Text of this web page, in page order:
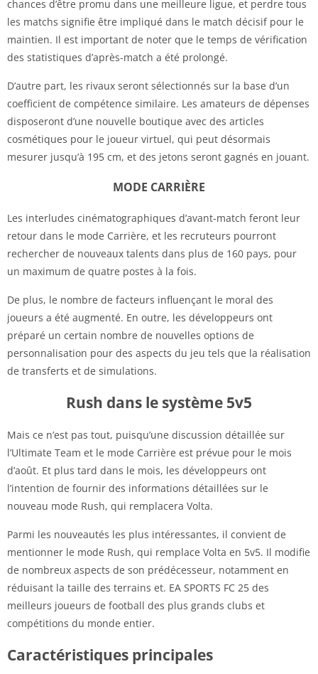
chances d’être promu dans une meilleure ligue, et perdre tous
les matchs signifie être impliqué dans le match décisif pour le
maintien. Il est important de noter que le temps de vérification
des statistiques d’après-match a été prolongé.
D’autre part, les rivaux seront sélectionnés sur la base d’un
coefficient de compétence similaire. Les amateurs de dépenses
disposeront d’une nouvelle boutique avec des articles
cosmétiques pour le joueur virtuel, qui peut désormais
mesurer jusqu’à 195 cm, et des jetons seront gagnés en jouant.
MODE CARRIÈRE
Les interludes cinématographiques d’avant-match feront leur
retour dans le mode Carrière, et les recruteurs pourront
rechercher de nouveaux talents dans plus de 160 pays, pour
un maximum de quatre postes à la fois.
De plus, le nombre de facteurs influençant le moral des
joueurs a été augmenté. En outre, les développeurs ont
préparé un certain nombre de nouvelles options de
personnalisation pour des aspects du jeu tels que la réalisation
de transferts et de simulations.
Rush dans le système 5v5
Mais ce n’est pas tout, puisqu’une discussion détaillée sur
l’Ultimate Team et le mode Carrière est prévue pour le mois
d’août. Et plus tard dans le mois, les développeurs ont
l’intention de fournir des informations détaillées sur le
nouveau mode Rush, qui remplacera Volta.
Parmi les nouveautés les plus intéressantes, il convient de
mentionner le mode Rush, qui remplace Volta en 5v5. Il modifie
de nombreux aspects de son prédécesseur, notamment en
réduisant la taille des terrains et. EA SPORTS FC 25 des
meilleurs joueurs de football des plus grands clubs et
compétitions du monde entier.
Caractéristiques principales